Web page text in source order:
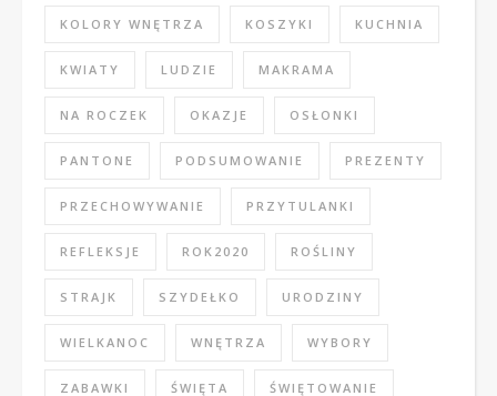
KOLORY WNĘTRZA KOSZYKI KUCHNIA
KWIATY LUDZIE MAKRAMA
NA ROCZEK OKAZJE OSŁONKI
PANTONE PODSUMOWANIE PREZENTY
PRZECHOWYWANIE PRZYTULANKI
REFLEKSJE ROK2020 ROŚLINY
STRAJK SZYDEŁKO URODZINY
WIELKANOC WNĘTRZA WYBORY
ZABAWKI ŚWIĘTA ŚWIĘTOWANIE